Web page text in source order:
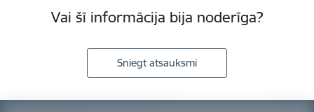
Vai šī informācija bija noderīga?
Sniegt atsauksmi